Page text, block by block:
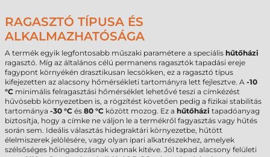
RAGASZTÓ TÍPUSA ÉS
ALKALMAZHATÓSÁGA
A termék egyik legfontosabb műszaki paramétere a speciális hűtőházi
ragasztó. Míg az általános célú permanens ragasztók tapadási ereje
fagypont környékén drasztikusan lecsökken, ez a ragasztó típus
kifejezetten az alacsony hőmérsékleti tartományra lett fejlesztve. A -10
°C minimális felragasztási hőmérséklet lehetővé teszi a címkézést
hűvösebb környezetben is, a rögzítést követően pedig a fizikai stabilitás
tartománya -30 °C és 80 °C között mozog. Ez a hűtőházi tapadóanyag
biztosítja, hogy a címke ne váljon le a termékről fagyasztás vagy hűtés
során sem. Ideális választás hidegraktári környezetbe, hűtött
élelmiszerek jelölésére, vagy olyan ipari alkatrészekhez, amelyek
szélsőséges hőingadozásnak vannak kitéve. Jól tapad alacsony felületi